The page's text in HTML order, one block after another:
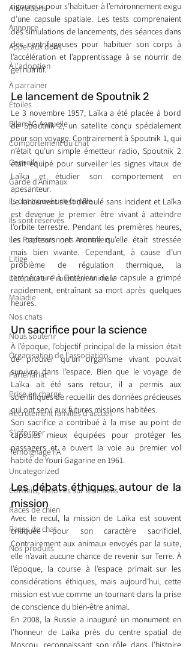
Animations
Annonce
Appel aux dons
À l'adoption
À parrainer
Étoiles
Bilan AG Annuelle
Comportement du chat
Conseils
Garde d’Animaux
Ils ont trouvé une famille
Ils sont réservés
Les Professionnels Animaliers
Litige
Littérature - Protection Animale
Maladie
Nos chats
Nous soutenir
Organisation de l'association
Partenariat
Prise en charge
Recrutement familles d'accueil
S'informer
Témoignage FA
Uncategorized
Conseils, histoires sur les chiens
Races de chien
Races de chat
Nos produits
rigoureux pour s’habituer à l’environnement exigu
d’une capsule spatiale. Les tests comprenaient
des simulations de lancements, des séances dans
des centrifugeuses pour habituer son corps à
l’accélération et l’apprentissage à se nourrir de
gel nutritif.
Le lancement de Spoutnik 2
Le 3 novembre 1957, Laïka a été placée à bord
de Spoutnik 2, un satellite conçu spécialement
pour son voyage. Contrairement à Spoutnik 1, qui
n’était qu’un simple émetteur radio, Spoutnik 2
était équipé pour surveiller les signes vitaux de
Laïka et étudier son comportement en
apesanteur.
Le lancement s’est déroulé sans incident et Laïka
est devenue le premier être vivant à atteindre
l’orbite terrestre. Pendant les premières heures,
les capteurs ont montré qu’elle était stressée
mais bien vivante. Cependant, à cause d’un
problème de régulation thermique, la
température à l’intérieur de la capsule a grimpé
rapidement, entraînant sa mort après quelques
heures.
Un sacrifice pour la science
À l’époque, l’objectif principal de la mission était
de prouver qu’un organisme vivant pouvait
survivre dans l’espace. Bien que le voyage de
Laïka ait été sans retour, il a permis aux
scientifiques de recueillir des données précieuses
qui ont servi aux futures missions habitées.
Son sacrifice a contribué à la mise au point de
capsules mieux équipées pour protéger les
passagers et a ouvert la voie au premier vol
habité de Youri Gagarine en 1961.
Les débats éthiques autour de la
mission
Avec le recul, la mission de Laïka est souvent
critiquée pour son caractère sacrificiel.
Contrairement aux animaux envoyés par la suite,
elle n’avait aucune chance de revenir sur Terre. À
l’époque, la course à l’espace primait sur les
considérations éthiques, mais aujourd’hui, cette
mission est vue comme un tournant dans la prise
de conscience du bien-être animal.
En 2008, la Russie a inauguré un monument en
l’honneur de Laïka près du centre spatial de
Moscou, reconnaissant son rôle dans l’histoire